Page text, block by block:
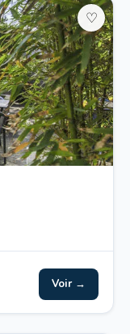
♡
Voir →